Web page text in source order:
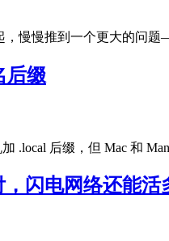
，慢慢推到一个更大的问
后缀
.local 后缀，但 Mac 和
闪电网络还能活